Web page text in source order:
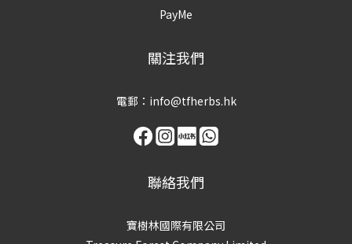
PayMe
關注我們
電郵：info@tfherbs.hk
聯絡我們
寶樹林國際有限公司